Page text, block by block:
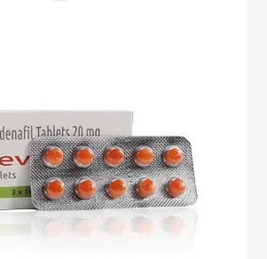
全部藥品